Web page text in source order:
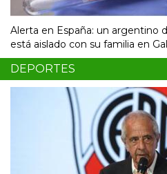
Alerta en España: un argentino
está aislado con su familia en
DEPORTES